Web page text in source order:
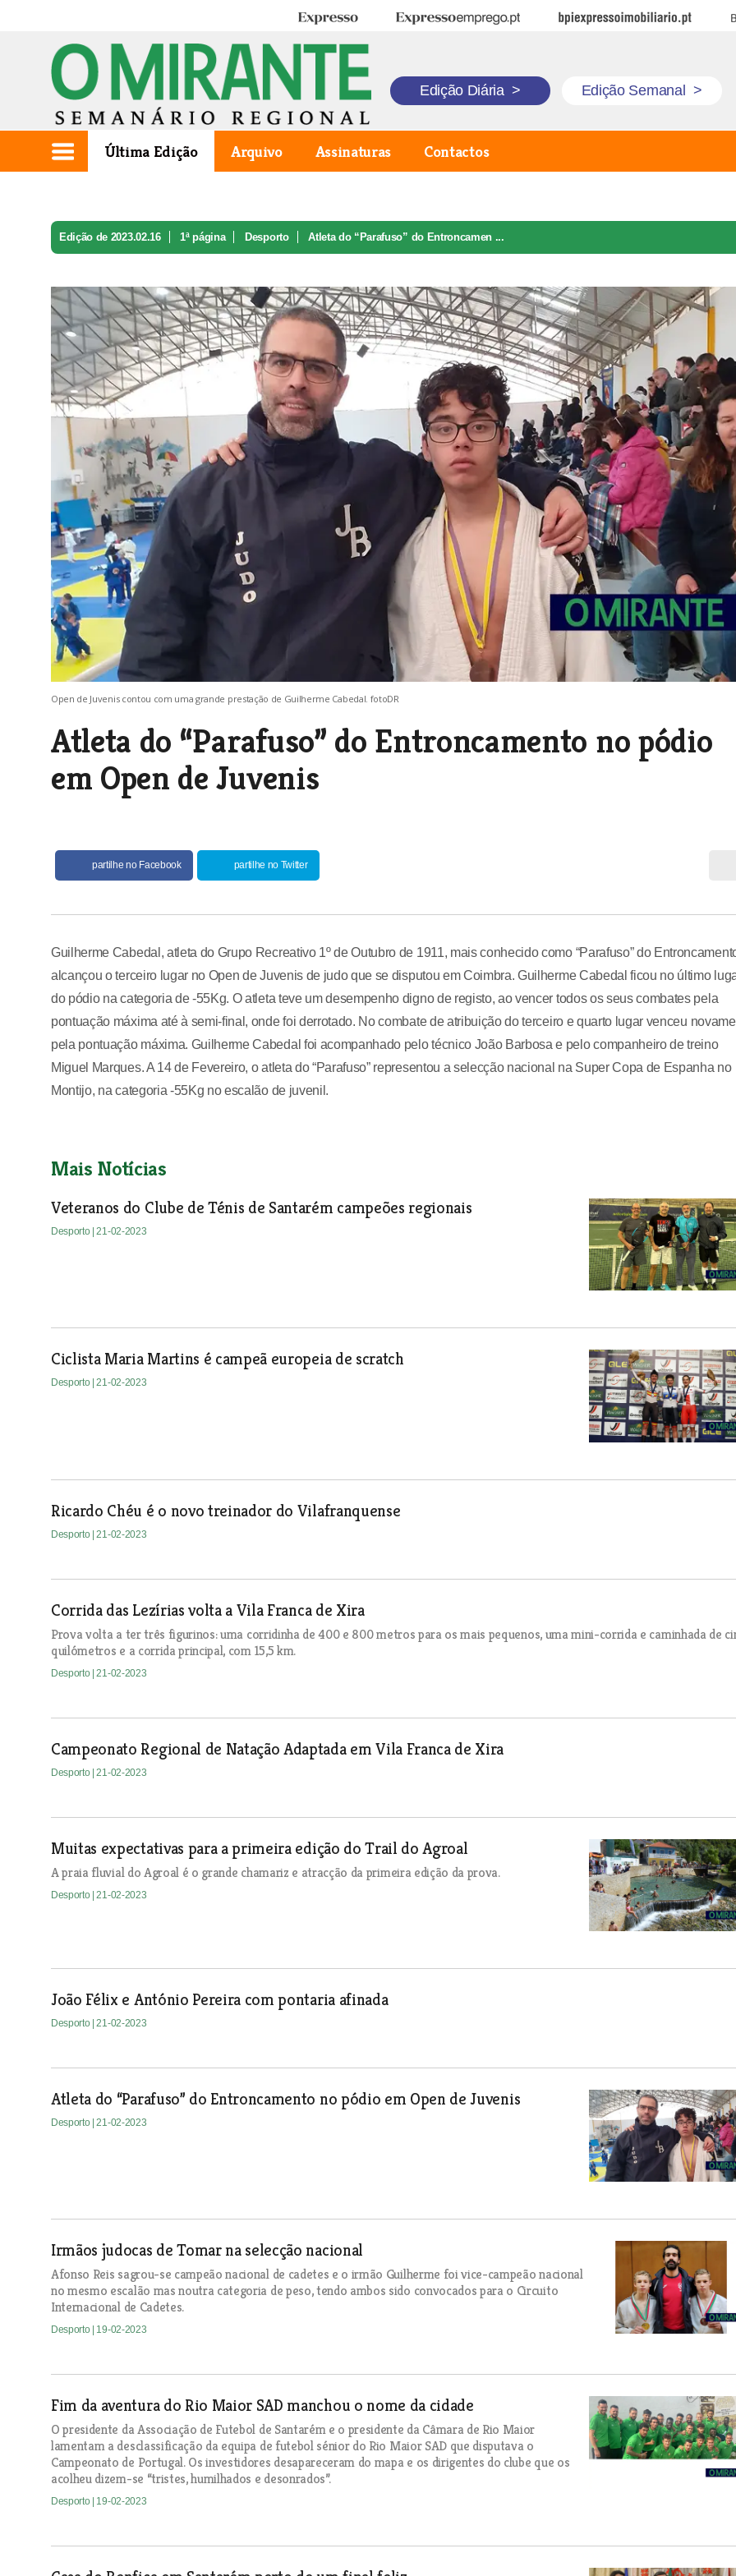
Expresso Expresso Emprego BPI Expresso Imobiliário
Edição Diária > Edição Semanal >
Última Edição Arquivo Assinaturas Contactos
Edição de 2023.02.16 1ª página Desporto Atleta do “Parafuso” do Entroncamen ...
Open de Juvenis contou com uma grande prestação de Guilherme Cabedal. fotoDR
Atleta do “Parafuso” do Entroncamento no pódio
em Open de Juvenis
partilhe no Facebook partilhe no Twitter
Guilherme Cabedal, atleta do Grupo Recreativo 1º de Outubro de 1911, mais conhecido como “Parafuso” do
alcançou o terceiro lugar no Open de Juvenis de judo que se disputou em Coimbra. Guilherme Cabedal ficou no último
do pódio na categoria de -55Kg. O atleta teve um desempenho digno de registo, ao vencer todos os seus combates pela
pontuação máxima até à semi-final, onde foi derrotado. No combate de atribuição do terceiro e quarto lugar venceu
pela pontuação máxima. Guilherme Cabedal foi acompanhado pelo técnico João Barbosa e pelo companheiro de treino
Miguel Marques. A 14 de Fevereiro, o atleta do “Parafuso” representou a selecção nacional na Super Copa de Espanha no
Montijo, na categoria -55Kg no escalão de juvenil.
Mais Notícias
Veteranos do Clube de Ténis de Santarém campeões regionais
Desporto | 21-02-2023
Ciclista Maria Martins é campeã europeia de scratch
Desporto | 21-02-2023
Ricardo Chéu é o novo treinador do Vilafranquense
Desporto | 21-02-2023
Corrida das Lezírias volta a Vila Franca de Xira
Prova volta a ter três figurinos: uma corridinha de 400 e 800 metros para os mais pequenos, uma mini-corrida e caminhada de
quilómetros e a corrida principal, com 15,5 km.
Desporto | 21-02-2023
Campeonato Regional de Natação Adaptada em Vila Franca de Xira
Desporto | 21-02-2023
Muitas expectativas para a primeira edição do Trail do Agroal
A praia fluvial do Agroal é o grande chamariz e atracção da primeira edição da prova.
Desporto | 21-02-2023
João Félix e António Pereira com pontaria afinada
Desporto | 21-02-2023
Atleta do “Parafuso” do Entroncamento no pódio em Open de Juvenis
Desporto | 21-02-2023
Irmãos judocas de Tomar na selecção nacional
Afonso Reis sagrou-se campeão nacional de cadetes e o irmão Guilherme foi vice-campeão nacional
no mesmo escalão mas noutra categoria de peso, tendo ambos sido convocados para o Circuito
Internacional de Cadetes.
Desporto | 19-02-2023
Fim da aventura do Rio Maior SAD manchou o nome da cidade
O presidente da Associação de Futebol de Santarém e o presidente da Câmara de Rio Maior
lamentam a desclassificação da equipa de futebol sénior do Rio Maior SAD que disputava o
Campeonato de Portugal. Os investidores desapareceram do mapa e os dirigentes do clube que os
acolheu dizem-se “tristes, humilhados e desonrados”.
Desporto | 19-02-2023